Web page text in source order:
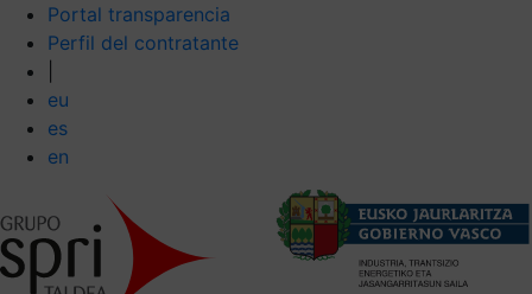
Portal transparencia
Perfil del contratante
eu
es
en